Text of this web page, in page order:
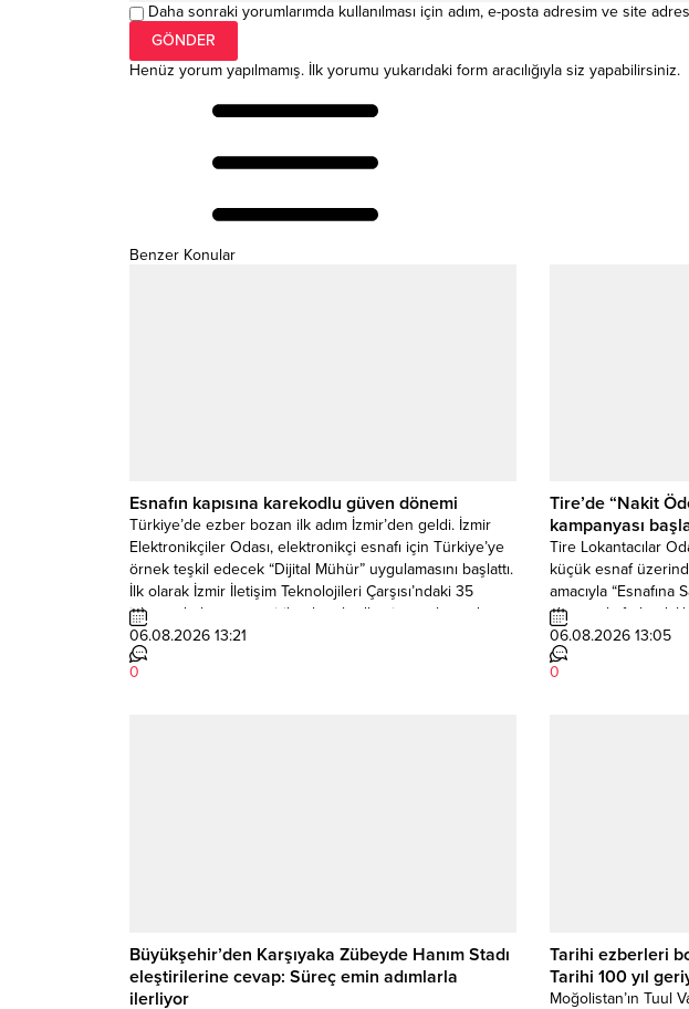
Daha sonraki yorumlarımda kullanılması için adım, e-posta adresim ve site
Henüz yorum yapılmamış. İlk yorumu yukarıdaki form aracılığıyla siz yapabilirsiniz.
Benzer Konular
Esnafın kapısına karekodlu güven dönemi
Türkiye’de ezber bozan ilk adım İzmir’den geldi. İzmir
Elektronikçiler Odası, elektronikçi esnafı için Türkiye’ye
örnek teşkil edecek “Dijital Mühür” uygulamasını başlattı.
İlk olarak İzmir İletişim Teknolojileri Çarşısı’ndaki 35
işletmede hayata geçirilen karekodlu sistem, kayıt dışı
faaliyetlerle mücadele ederken tüketiciye anında
doğrulanmış işletme bilgisi ve güvenli hizmet sunuyor.
“Karekodu Okut, Esnafını...
06.08.2026 13:21
0
Tire’de “Nakit
kampanyası
Tire Lokantacılar
küçük esnaf
amacıyla “Esnafına
sloganıyla
Lokantacılar Odası
kampanyanın kayıt
belirterek,
06.08.2026 13:05
0
Büyükşehir’den Karşıyaka Zübeyde Hanım Stadı
eleştirilerine cevap: Süreç emin adımlarla
ilerliyor
Tarihi ezberleri
Tarihi 100 yıl
Moğolistan’ın Tuul